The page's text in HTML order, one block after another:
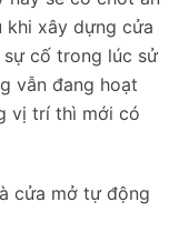
xây dựng cửa
cố trong lúc sử
vẫn đang hoạt
vị trí thì mới có